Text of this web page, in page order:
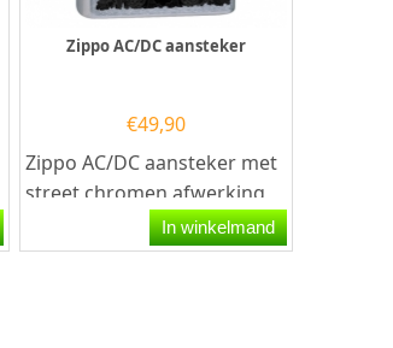
Zippo AC/DC aansteker
€49,90
Zippo AC/DC aansteker met
street chromen afwerking
heeft op de voorzijde een
zwarte afbeelding met...
In winkelmand